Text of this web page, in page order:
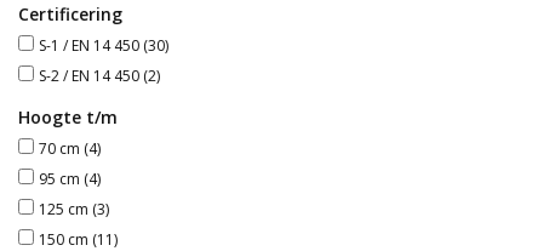
Recente projecten
Opties
Blog
Certificering
S-1 / EN 14 450 (30)
S-2 / EN 14 450 (2)
Hoogte t/m
70 cm (4)
95 cm (4)
125 cm (3)
150 cm (11)